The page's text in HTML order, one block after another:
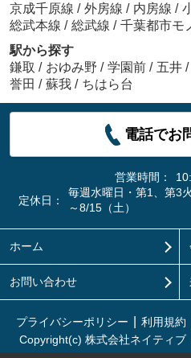
京成千原線 / 外房線 / 内房線 /
総武本線 / 総武線 / 千葉都市モ
駅から探す
鎌取 / おゆみ野 / 学園前 / 五井 /
誉田 / 蘇我 / ちはら台
電話でお
営業時間：
定休日：
毎週水曜日・第1、第3
～8/15（土）
ホーム
お問い合わせ
プライバシーポリシー 利用規約
Copyright(c) 株式会社ネイティブ